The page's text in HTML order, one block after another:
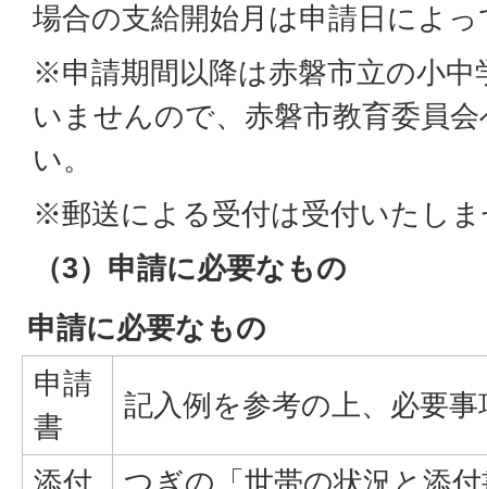
場合の支給開始月は申請日によ
※申請期間以降は赤磐市立の小中
いませんので、赤磐市教育委員
い。
※郵送による受付は受付いたし
（3）申請に必要なもの
申請に必要なもの
申請
書
記入例を参考の上、必要
添付 つぎの「世帯の状況と添